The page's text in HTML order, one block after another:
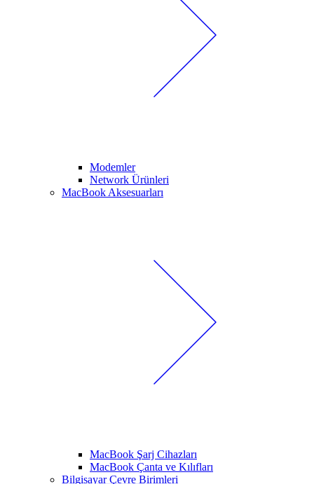
Modemler
Network Ürünleri
MacBook Aksesuarları
MacBook Şarj Cihazları
MacBook Çanta ve Kılıfları
Bilgisayar Çevre Birimleri